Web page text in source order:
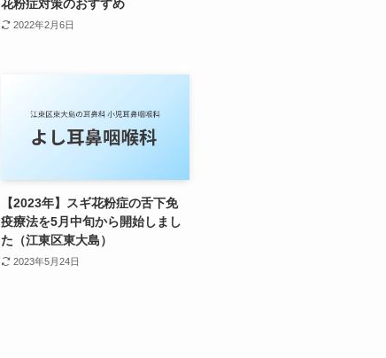
花粉症対策のおすすめ
2022年2月6日
【2023年】スギ花粉症の舌下免
疫療法を5月中旬から開始しまし
た（江東区東大島）
2023年5月24日